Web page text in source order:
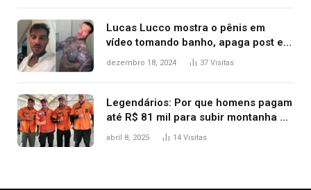
Lucas Lucco mostra o pênis em
vídeo tomando banho, apaga post e
diz ‘foi mal’
dezembro 18, 2024 37 Visitas
Legendários: Por que homens pagam
até R$ 81 mil para subir montanha e
melhorar casamento?
abril 8, 2025 14 Visitas